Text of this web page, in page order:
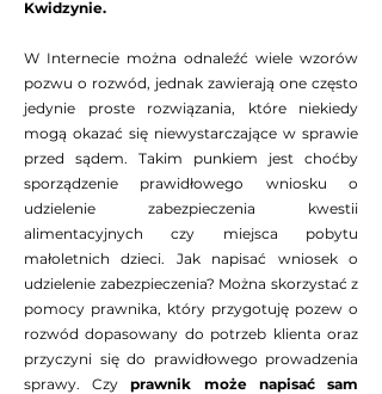
Kwidzynie.
W Internecie można odnaleźć wiele wzorów
pozwu o rozwód, jednak zawierają one często
jedynie proste rozwiązania, które niekiedy
mogą okazać się niewystarczające w sprawie
przed sądem. Takim punkiem jest choćby
sporządzenie prawidłowego wniosku o
udzielenie zabezpieczenia kwestii
alimentacyjnych czy miejsca pobytu
małoletnich dzieci. Jak napisać wniosek o
udzielenie zabezpieczenia? Można skorzystać z
pomocy prawnika, który przygotuję pozew o
rozwód dopasowany do potrzeb klienta oraz
przyczyni się do prawidłowego prowadzenia
sprawy. Czyprawnik może napisać sam